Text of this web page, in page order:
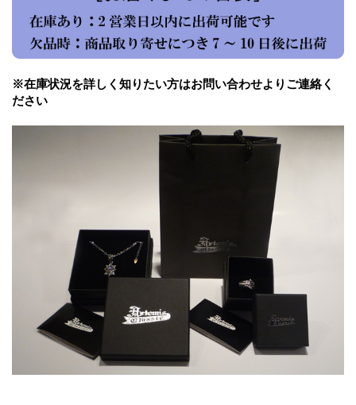
※在庫状況を詳しく知りたい方はお問い合わせよりご連絡く
ださい